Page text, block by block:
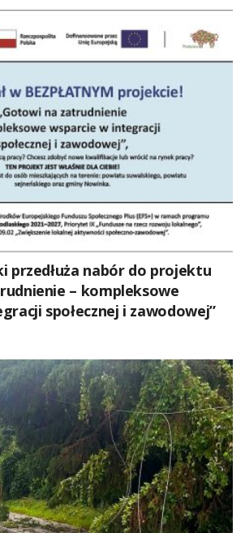
przedłuża nabór do projektu
– kompleksowe
społecznej i zawodowej”